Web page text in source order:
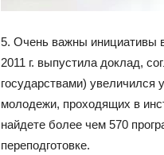
5. Очень важны инициативы
2011 г. выпустила доклад,
государствами)
молодежи, проходящих в
найдете более чем 570
переподготовке.